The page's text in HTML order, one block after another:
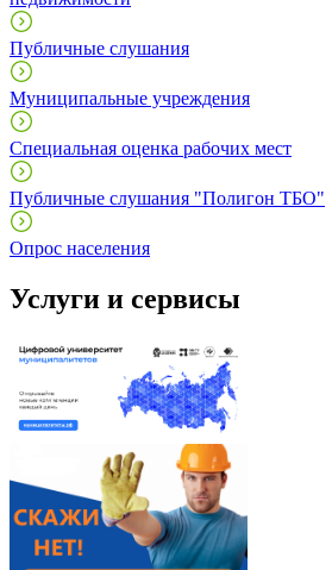
Публичные слушания
Муниципальные учреждения
Специальная оценка рабочих мест
Публичные слушания "Полигон ТБО"
Опрос населения
Услуги и сервисы